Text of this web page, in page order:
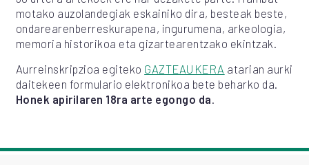
motako auzolandegiak eskainiko dira, besteak beste,
ondarearenberreskurapena, ingurumena, arkeologia,
memoria historikoa eta gizartearentzako ekintzak.
Aurreinskripzioa egiteko GAZTEAUKERA atarian aurki
daitekeen formulario elektronikoa bete beharko da.
Honek apirilaren 18ra arte egongo da